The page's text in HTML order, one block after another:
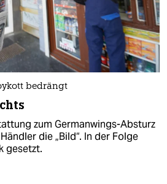
bedrängt
zum Germanwings-Absturz
die „Bild“. In der Folge
gesetzt.